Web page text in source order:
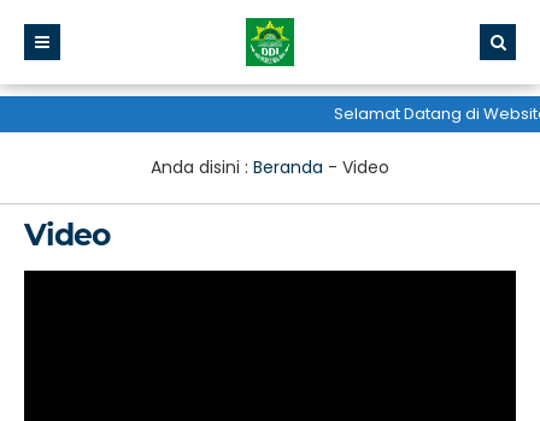
Selamat Datang di Website
Anda disini : Beranda - Video
Video